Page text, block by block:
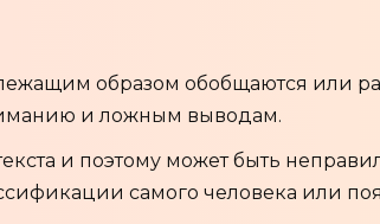
образом обобщаются или
и ложным выводам.
и поэтому может быть
самого человека или